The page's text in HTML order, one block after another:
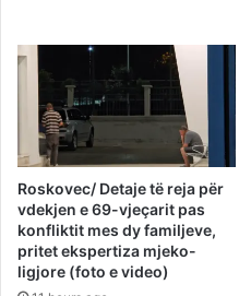
Roskovec/ Detaje të reja për
vdekjen e 69-vjeçarit pas
konfliktit mes dy familjeve,
pritet ekspertiza mjeko-
ligjore (foto e video)